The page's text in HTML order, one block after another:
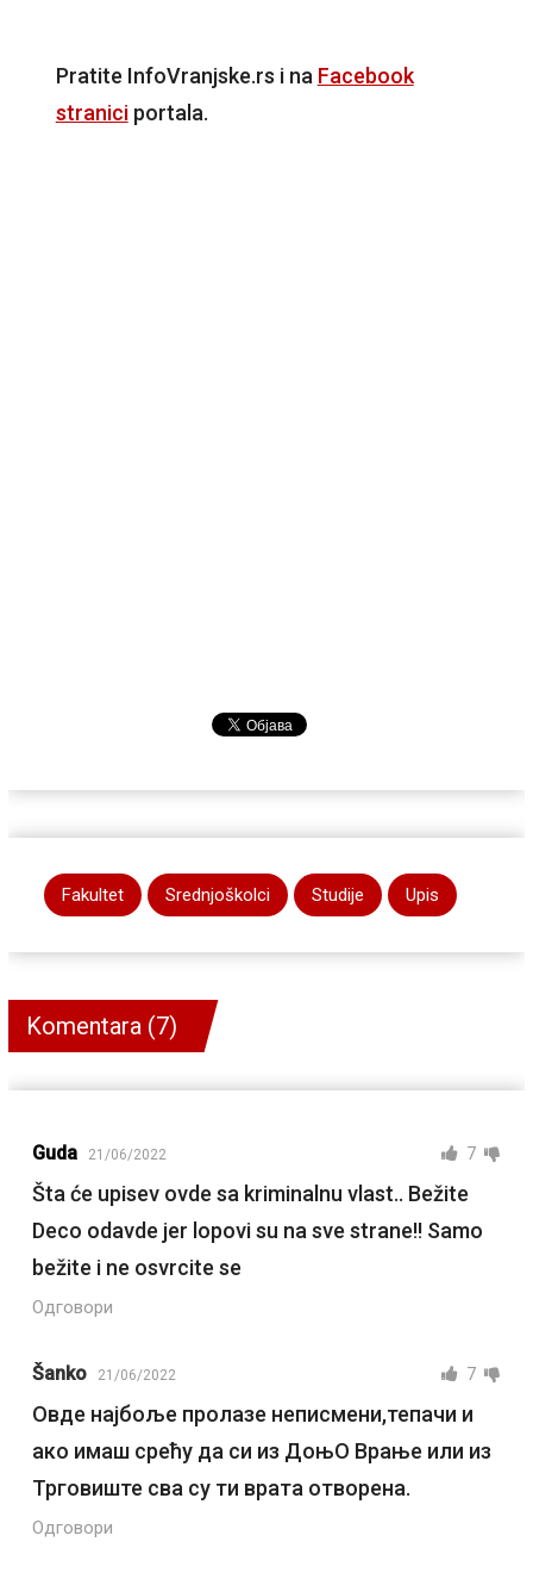
Pratite InfoVranjske.rs i na Facebook
straniciportala.
Fakultet Srednjoškolci Studije Upis
Komentara (7)
Guda 21/06/2022 7
Šta će upisev ovde sa kriminalnu vlast.. Bežite
Deco odavde jer lopovi su na sve strane!! Samo
bežite i ne osvrcite se
Одговори
Šanko 21/06/2022 7
Овде најбоље пролазе неписмени,тепачи и
ако имаш срећу да си из ДоњО Врање или из
Трговиште сва су ти врата отворена.
Одговори